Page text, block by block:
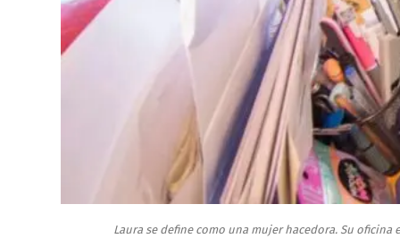
Laura se define como una mujer hacedora. Su